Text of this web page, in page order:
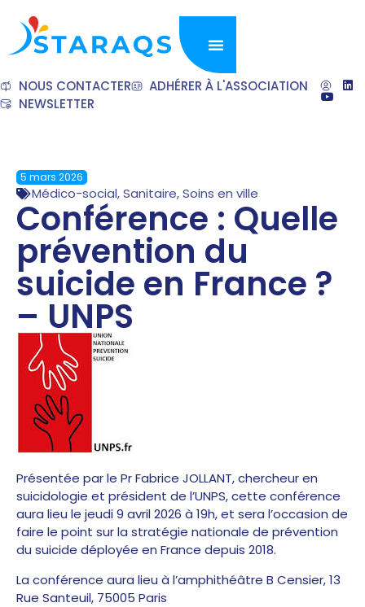
NOUS CONTACTER
ADHÉRER À L'ASSOCIATION
NEWSLETTER
5 mars 2026
Médico-social,Sanitaire,Soins en ville
Conférence : Quelle
prévention du
suicide en France ?
– UNPS
Présentée par le Pr Fabrice JOLLANT, chercheur en
suicidologie et président de l’UNPS, cette conférence
aura lieu le jeudi 9 avril 2026 à 19h, et sera l’occasion de
faire le point sur la stratégie nationale de prévention
du suicide déployée en France depuis 2018.
La conférence aura lieu à l’amphithéâtre B Censier, 13
Rue Santeuil, 75005 Paris